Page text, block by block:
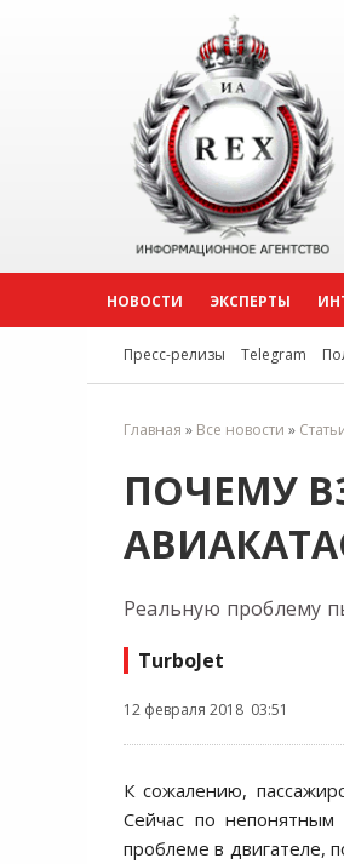
НОВОСТИ ЭКСПЕРТЫ
Пресс-релизы Telegram
Главная » Все новости »
ПОЧЕМУ
Реальную проблему
TurboJet
12 февраля 2018 03:51
К сожалению,
Сейчас по
проблеме в двигателе,